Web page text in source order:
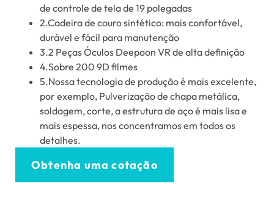
de controle de tela de 19 polegadas
2.Cadeira de couro sintético: mais confortável,
durável e fácil para manutenção
3.2 Peças Óculos Deepoon VR de alta definição
4.Sobre 200 9D filmes
5.Nossa tecnologia de produção é mais excelente,
por exemplo, Pulverização de chapa metálica,
soldagem, corte, a estrutura de aço é mais lisa e
mais espessa, nos concentramos em todos os
detalhes.
Obtenha uma cotação